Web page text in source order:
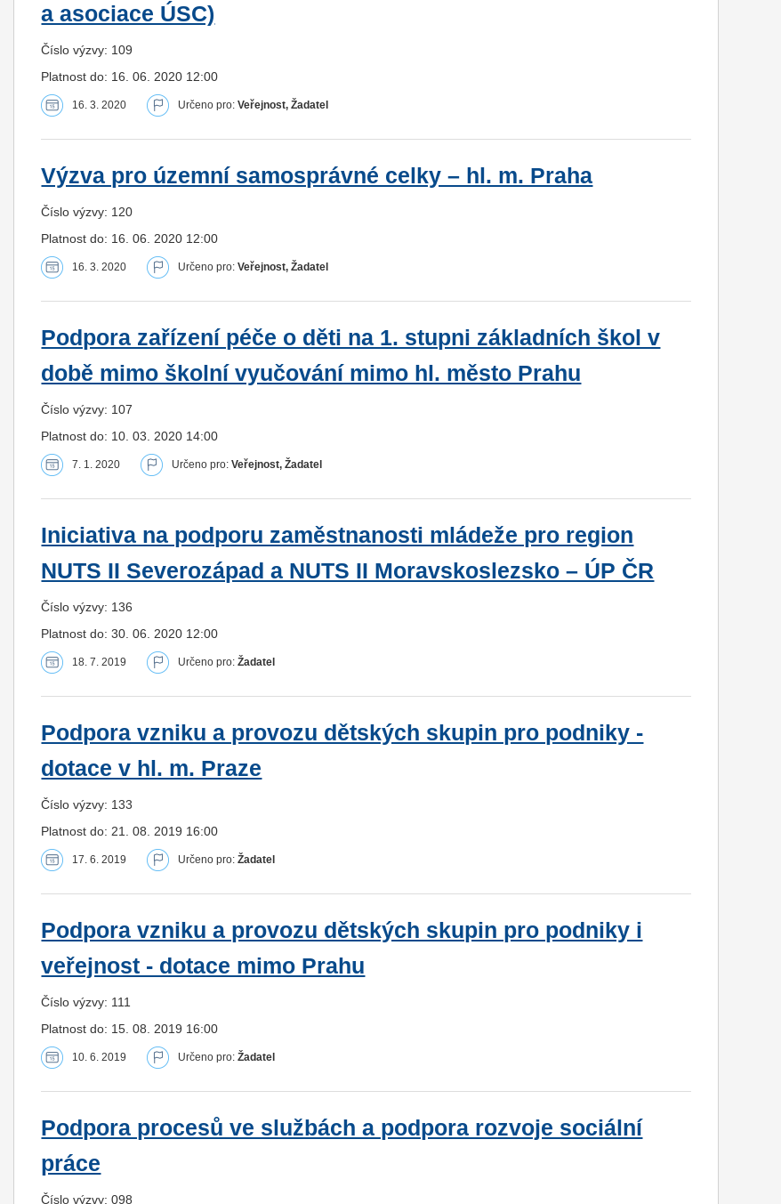
a asociace ÚSC)
Číslo výzvy: 109
Platnost do: 16. 06. 2020 12:00
16. 3. 2020 Určeno pro:Veřejnost, Žadatel
Výzva pro územní samosprávné celky – hl. m. Praha
Číslo výzvy: 120
Platnost do: 16. 06. 2020 12:00
16. 3. 2020 Určeno pro:Veřejnost, Žadatel
Podpora zařízení péče o děti na 1. stupni základních škol v
době mimo školní vyučování mimo hl. město Prahu
Číslo výzvy: 107
Platnost do: 10. 03. 2020 14:00
7. 1. 2020 Určeno pro:Veřejnost, Žadatel
Iniciativa na podporu zaměstnanosti mládeže pro region
NUTS II Severozápad a NUTS II Moravskoslezsko – ÚP ČR
Číslo výzvy: 136
Platnost do: 30. 06. 2020 12:00
18. 7. 2019 Určeno pro:Žadatel
Podpora vzniku a provozu dětských skupin pro podniky -
dotace v hl. m. Praze
Číslo výzvy: 133
Platnost do: 21. 08. 2019 16:00
17. 6. 2019 Určeno pro:Žadatel
Podpora vzniku a provozu dětských skupin pro podniky i
veřejnost - dotace mimo Prahu
Číslo výzvy: 111
Platnost do: 15. 08. 2019 16:00
10. 6. 2019 Určeno pro:Žadatel
Podpora procesů ve službách a podpora rozvoje sociální
práce
Číslo výzvy: 098